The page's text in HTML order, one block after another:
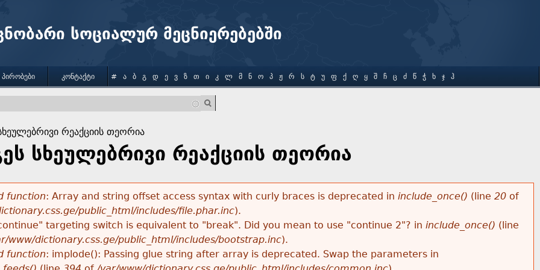
სოციალურ მეცნიერებებში
რეაქციის თეორია
სხეულებრივი რეაქციის თეორია
function: Array and string offset access syntax with curly braces is deprecated in include_once() (line 20of
public_html/includes/file.phar.inc).
targeting switch is equivalent to "break". Did you mean to use "continue 2"? in include_once() (line
www/dictionary.css.ge/public_html/includes/bootstrap.inc).
function: implode(): Passing glue string after array is deprecated. Swap the parameters in
ᲞᲘᲠᲝᲑᲔᲑᲘ ᲙᲝᲜᲢᲐᲥᲢᲘ # Ა Ბ Გ Დ Ე Ვ Ზ Თ Ი Კ Ლ Მ Ნ Ო Პ Ჟ Რ Ს Ტ Უ Ფ Ქ Ღ Ყ Შ Ჩ Ც Ძ Წ Ჭ Ხ Ჯ Ჰ